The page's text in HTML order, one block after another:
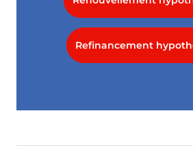
Refinancement